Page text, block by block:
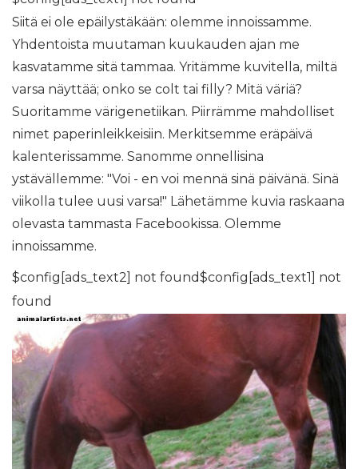
Siitä ei ole epäilystäkään: olemme innoissamme.
Yhdentoista muutaman kuukauden ajan me
kasvatamme sitä tammaa. Yritämme kuvitella, miltä
varsa näyttää; onko se colt tai filly? Mitä väriä?
Suoritamme värigenetiikan. Piirrämme mahdolliset
nimet paperinleikkeisiin. Merkitsemme eräpäivä
kalenterissamme. Sanomme onnellisina
ystävällemme: "Voi - en voi mennä sinä päivänä. Sinä
viikolla tulee uusi varsa!" Lähetämme kuvia raskaana
olevasta tammasta Facebookissa. Olemme
innoissamme.
$config[ads_text2] not found$config[ads_text1] not
found